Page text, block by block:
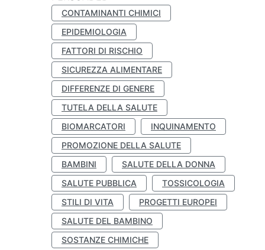
CONTAMINANTI CHIMICI
EPIDEMIOLOGIA
FATTORI DI RISCHIO
SICUREZZA ALIMENTARE
DIFFERENZE DI GENERE
TUTELA DELLA SALUTE
BIOMARCATORI
INQUINAMENTO
PROMOZIONE DELLA SALUTE
BAMBINI
SALUTE DELLA DONNA
SALUTE PUBBLICA
TOSSICOLOGIA
STILI DI VITA
PROGETTI EUROPEI
SALUTE DEL BAMBINO
SOSTANZE CHIMICHE